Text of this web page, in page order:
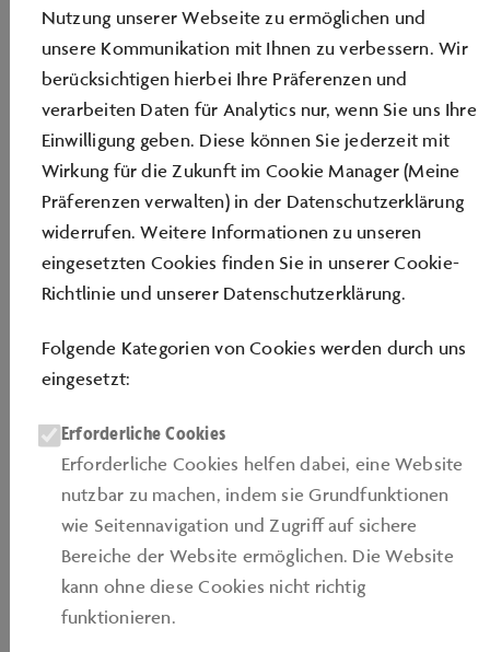
WEITER
Nutzung unserer Webseite zu ermöglichen und
unsere Kommunikation mit Ihnen zu verbessern. Wir
berücksichtigen hierbei Ihre Präferenzen und
verarbeiten Daten für Analytics nur, wenn Sie uns Ihre
Einwilligung geben. Diese können Sie jederzeit mit
Wirkung für die Zukunft im Cookie Manager (Meine
Präferenzen verwalten) in der Datenschutzerklärung
widerrufen. Weitere Informationen zu unseren
eingesetzten Cookies finden Sie in unsererCookie-
Richtlinie und unserer Datenschutzerklärung.
Folgende Kategorien von Cookies werden durch uns
eingesetzt:
Erforderliche Cookies
Erforderliche Cookies helfen dabei, eine Website
nutzbar zu machen, indem sie Grundfunktionen
wie Seitennavigation und Zugriﬀ auf sichere
Bereiche der Website ermöglichen. Die Website
kann ohne diese Cookies nicht richtig
funktionieren.